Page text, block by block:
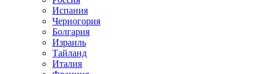
Испания
Черногория
Болгария
Израиль
Тайланд
Италия